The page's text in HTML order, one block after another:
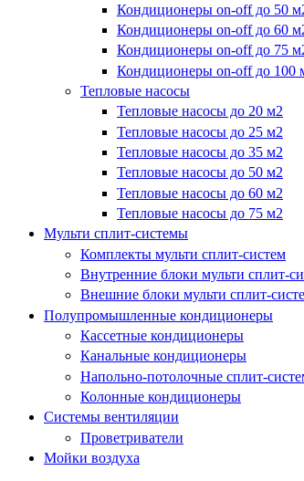
Кондиционеры on-off до 50
Кондиционеры on-off до 60
Кондиционеры on-off до 75
Кондиционеры on-off до 100
Тепловые насосы
Тепловые насосы до 20 м2
Тепловые насосы до 25 м2
Тепловые насосы до 35 м2
Тепловые насосы до 50 м2
Тепловые насосы до 60 м2
Тепловые насосы до 75 м2
Мульти сплит-системы
Комплекты мульти сплит-систем
Внутренние блоки мульти сплит-
Внешние блоки мульти сплит-
Полупромышленные кондиционеры
Кассетные кондиционеры
Канальные кондиционеры
Напольно-потолочные сплит-
Колонные кондиционеры
Системы вентиляции
Проветриватели
Мойки воздуха